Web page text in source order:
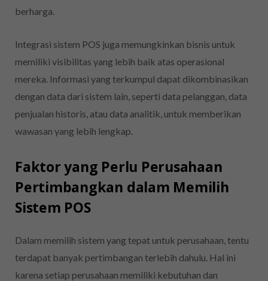
berharga.
Integrasi sistem POS juga memungkinkan bisnis untuk
memiliki visibilitas yang lebih baik atas operasional
mereka. Informasi yang terkumpul dapat dikombinasikan
dengan data dari sistem lain, seperti data pelanggan, data
penjualan historis, atau data analitik, untuk memberikan
wawasan yang lebih lengkap.
Faktor yang Perlu Perusahaan
Pertimbangkan dalam Memilih
Sistem POS
Dalam memilih sistem yang tepat untuk perusahaan, tentu
terdapat banyak pertimbangan terlebih dahulu. Hal ini
karena setiap perusahaan memiliki kebutuhan dan